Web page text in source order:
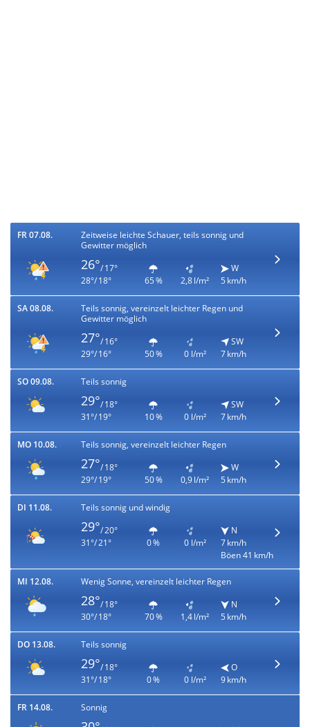
FR 07.08.
Zeitweise leichte Schauer, teils sonnig und
Gewitter möglich
26°/ 17°
28°/ 18°
65 % 2,8 l/m²
W
5 km/h
SA 08.08.
Teils sonnig, vereinzelt leichter Regen und
Gewitter möglich
27°/ 16°
29°/ 16°
50 % 0 l/m²
SW
7 km/h
SO 09.08. Teils sonnig
29°/ 18°
31°/ 19°
10 % 0 l/m²
SW
7 km/h
MO 10.08. Teils sonnig, vereinzelt leichter Regen
27°/ 18°
29°/ 19°
50 % 0,9 l/m²
W
5 km/h
DI 11.08. Teils sonnig und windig
29°/ 20°
31°/ 21°
0 % 0 l/m²
N
7 km/h
Böen 41 km/h
MI 12.08. Wenig Sonne, vereinzelt leichter Regen
28°/ 18°
30°/ 18°
70 % 1,4 l/m²
N
5 km/h
DO 13.08. Teils sonnig
29°/ 18°
31°/ 18°
0 % 0 l/m²
O
9 km/h
FR 14.08. Sonnig